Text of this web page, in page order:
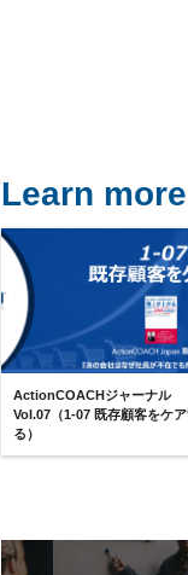
Learn more
ActionCOACHジャーナル
Vol.07（1-07 既存顧客をケ
る）